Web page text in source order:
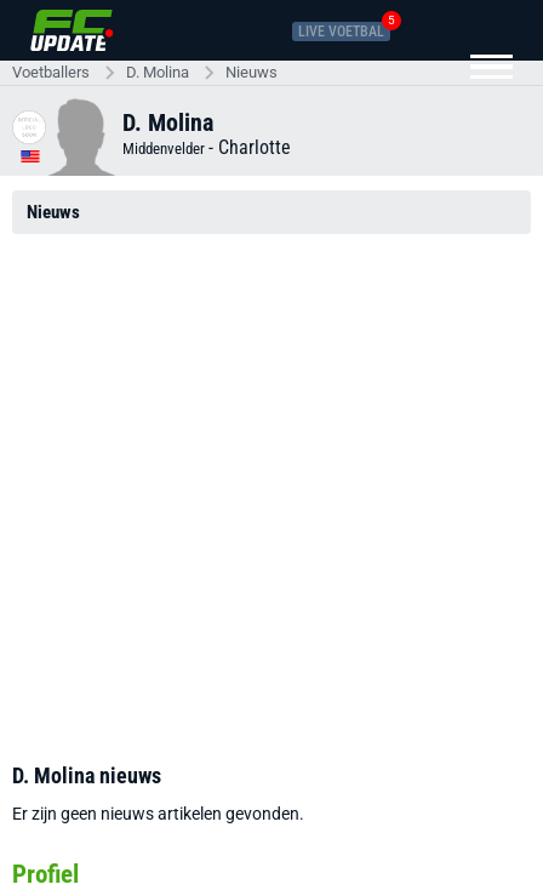
LIVE VOETBAL
5
Voetballers D. Molina Nieuws
D. Molina
Middenvelder - Charlotte
Nieuws
D. Molina nieuws
Er zijn geen nieuws artikelen gevonden.
Profiel